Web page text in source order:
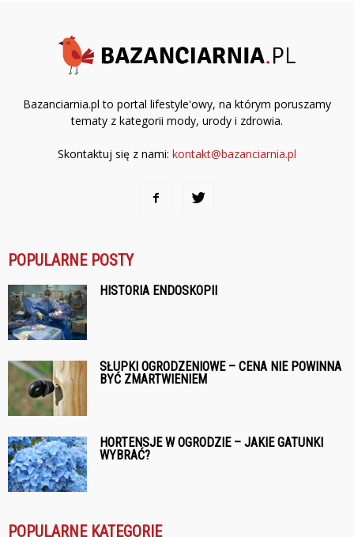
Bazanciarnia.pl to portal lifestyle'owy, na którym poruszamy
tematy z kategorii mody, urody i zdrowia.
Skontaktuj się z nami: kontakt@bazanciarnia.pl
POPULARNE POSTY
HISTORIA ENDOSKOPII
SŁUPKI OGRODZENIOWE – CENA NIE POWINNA
BYĆ ZMARTWIENIEM
HORTENSJE W OGRODZIE – JAKIE GATUNKI
WYBRAĆ?
POPULARNE KATEGORIE